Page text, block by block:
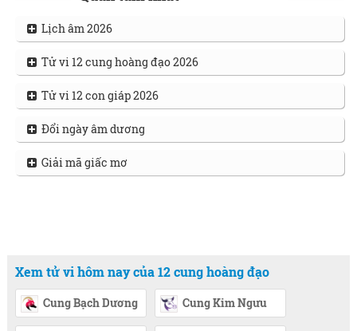
Lịch âm 2026
Tử vi 12 cung hoàng đạo 2026
Tử vi 12 con giáp 2026
Đổi ngày âm dương
Giải mã giấc mơ
Xem tử vi hôm nay của 12 cung hoàng đạo
Cung Bạch Dương Cung Kim Ngưu